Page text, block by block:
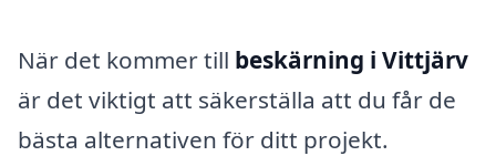
När det kommer till beskärning i Vittjärv
är det viktigt att säkerställa att du får de
bästa alternativen för ditt projekt.